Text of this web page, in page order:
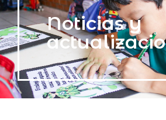
Noticias y